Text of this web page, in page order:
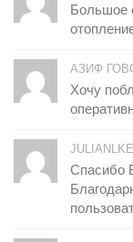
Большое
АЗИФ
Хочу
Спасибо